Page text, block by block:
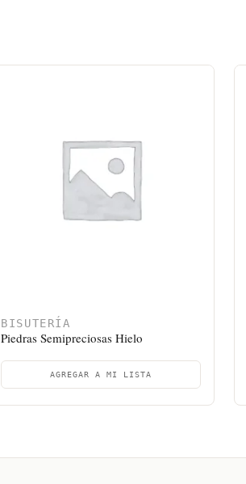
BISUTERÍA
Piedras Semipreciosas Hielo
AGREGAR A MI LISTA